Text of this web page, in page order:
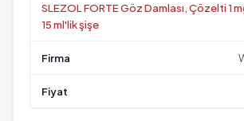
SLEZOL FORTE Göz Damlası, Çözelti 1
15 ml'lik şişe